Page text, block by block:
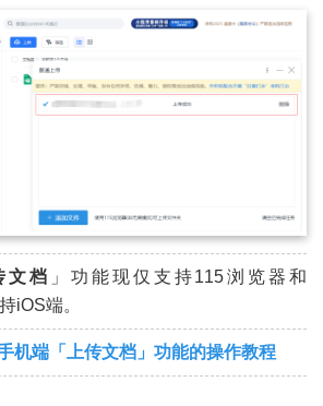
文档 」功能现仅支持115浏览器和
iOS端。
机端 「 上传文档 」 功能的操作教程